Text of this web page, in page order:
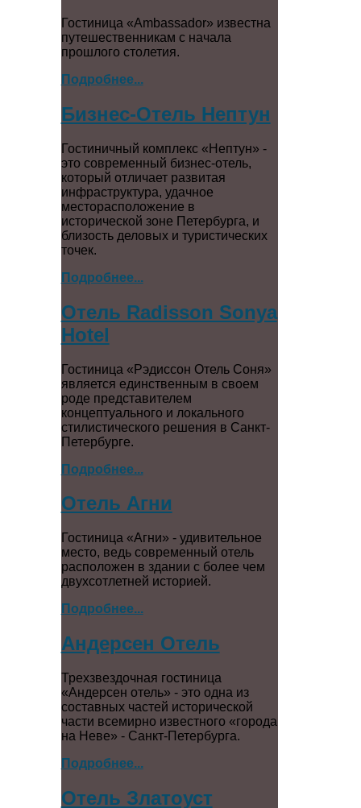
Гостиница «Ambassador» известна
путешественникам с начала
прошлого столетия.
Подробнее...
Бизнес-Отель Нептун
Гостиничный комплекс «Нептун» -
это современный бизнес-отель,
который отличает развитая
инфраструктура, удачное
месторасположение в
исторической зоне Петербурга, и
близость деловых и туристических
точек.
Подробнее...
Отель Radisson Sonya
Hotel
Гостиница «Рэдиссон Отель Соня»
является единственным в своем
роде представителем
концептуального и локального
стилистического решения в Санкт-
Петербурге.
Подробнее...
Отель Агни
Гостиница «Агни» - удивительное
место, ведь современный отель
расположен в здании с более чем
двухсотлетней историей.
Подробнее...
Андерсен Отель
Трехзвездочная гостиница
«Андерсен отель» - это одна из
составных частей исторической
части всемирно известного «города
на Неве» - Санкт-Петербурга.
Подробнее...
Отель Златоуст